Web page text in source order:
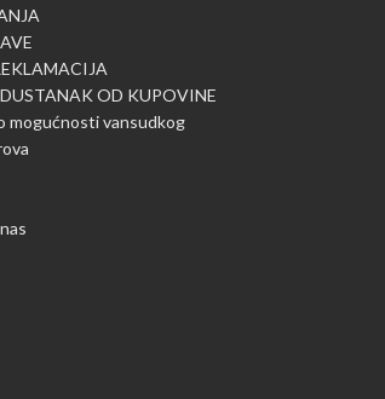
OD KUPOVINE
mogućnosti vansudkog